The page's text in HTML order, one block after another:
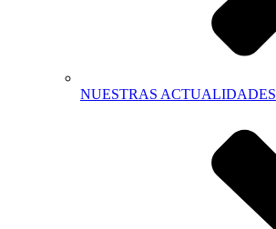
NUESTRAS ACTUALIDADES